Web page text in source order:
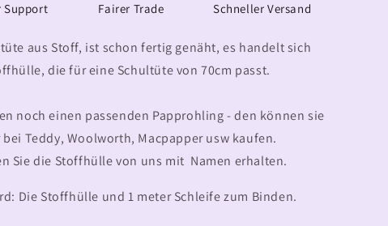
Support Fairer Trade Schneller Versand
aus Stoff, ist schon fertig genäht, es handelt sich
die für eine Schultüte von 70cm passt.
noch einen passenden Papprohling - den können sie
Teddy, Woolworth, Macpapper usw kaufen.
Sie die Stoffhülle von uns mit Namen erhalten.
Die Stoffhülle und 1 meter Schleife zum Binden.